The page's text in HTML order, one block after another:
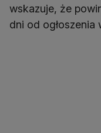
wskazuje, że
dni od ogłoszenia